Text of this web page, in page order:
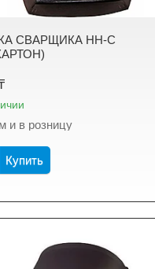
СВАРЩИКА НН-С
и в розницу
Купить